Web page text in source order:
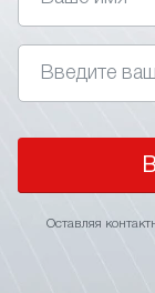
Оставляя